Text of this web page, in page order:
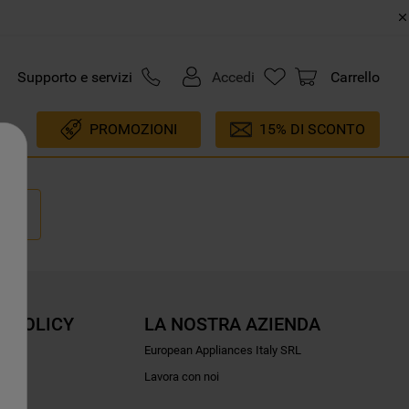
Supporto e servizi Accedi Carrello
PROMOZIONI 15% DI SCONTO
POLICY LA NOSTRA AZIENDA
European Appliances Italy SRL
Lavora con noi